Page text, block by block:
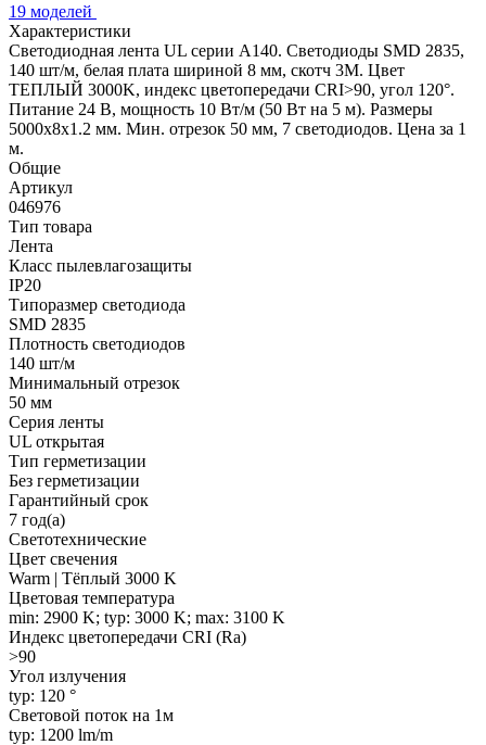
19 моделей
Характеристики
Светодиодная лента UL серии A140. Светодиоды SMD 2835,
140 шт/м, белая плата шириной 8 мм, скотч 3M. Цвет
ТЕПЛЫЙ 3000K, индекс цветопередачи CRI>90, угол 120°.
Питание 24 В, мощность 10 Вт/м (50 Вт на 5 м). Размеры
5000x8x1.2 мм. Мин. отрезок 50 мм, 7 светодиодов. Цена за 1
м.
Общие
Артикул
046976
Тип товара
Лента
Класс пылевлагозащиты
IP20
Типоразмер светодиода
SMD 2835
Плотность светодиодов
140 шт/м
Минимальный отрезок
50 мм
Серия ленты
UL открытая
Тип герметизации
Без герметизации
Гарантийный срок
7 год(а)
Светотехнические
Цвет свечения
Warm | Тёплый 3000 K
Цветовая температура
min: 2900 K; typ: 3000 K; max: 3100 K
Индекс цветопередачи CRI (Ra)
>90
Угол излучения
typ: 120 °
Световой поток на 1м
typ: 1200 lm/m